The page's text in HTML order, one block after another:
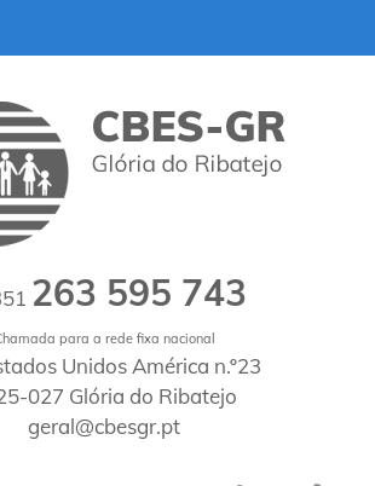
263 595 743
para a rede fixa nacional
Unidos América n.º23
027 Glória do Ribatejo
geral@cbesgr.pt